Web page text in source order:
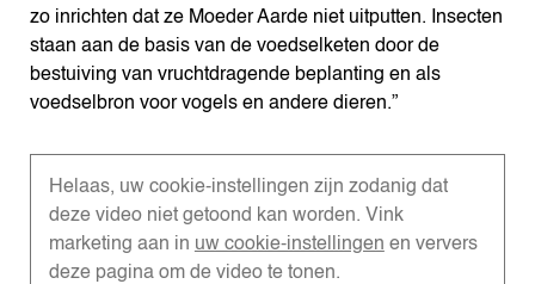
zo inrichten dat ze Moeder Aarde niet uitputten. Insecten
staan aan de basis van de voedselketen door de
bestuiving van vruchtdragende beplanting en als
voedselbron voor vogels en andere dieren.”
Helaas, uw cookie-instellingen zijn zodanig dat
deze video niet getoond kan worden. Vink
marketing aan in uw cookie-instellingen en ververs
deze pagina om de video te tonen.